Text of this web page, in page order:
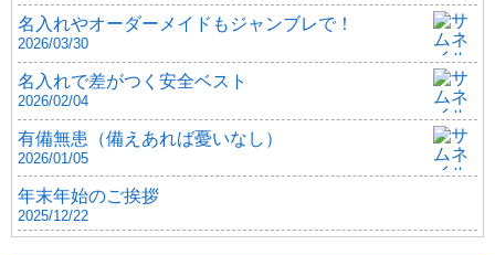
名入れやオーダーメイドもジャンブレで！
2026/03/30
名入れで差がつく安全ベスト
2026/02/04
有備無患（備えあれば憂いなし）
2026/01/05
年末年始のご挨拶
2025/12/22